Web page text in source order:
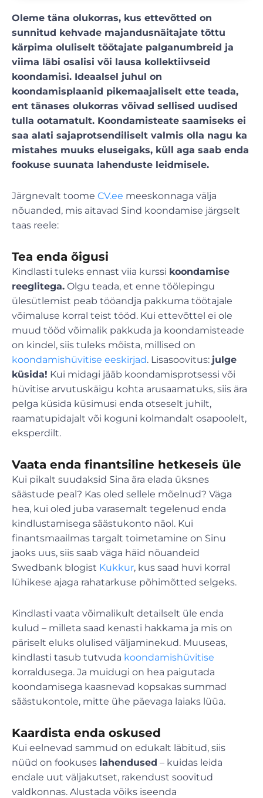
Oleme täna olukorras, kus ettevõtted on
sunnitud kehvade majandusnäitajate tõttu
kärpima oluliselt töötajate palganumbreid ja
viima läbi osalisi või lausa kollektiivseid
koondamisi. Ideaalsel juhul on
koondamisplaanid pikemaajaliselt ette teada,
ent tänases olukorras võivad sellised uudised
tulla ootamatult. Koondamisteate saamiseks ei
saa alati sajaprotsendiliselt valmis olla nagu ka
mistahes muuks eluseigaks, küll aga saab enda
fookuse suunata lahenduste leidmisele.
Järgnevalt toome CV.ee meeskonnaga välja
nõuanded, mis aitavad Sind koondamise järgselt
taas reele:
Tea enda õigusi
Kindlasti tuleks ennast viia kurssi koondamise
reeglitega. Olgu teada, et enne töölepingu
ülesütlemist peab tööandja pakkuma töötajale
võimaluse korral teist tööd. Kui ettevõttel ei ole
muud tööd võimalik pakkuda ja koondamisteade
on kindel, siis tuleks mõista, millised on
koondamishüvitise eeskirjad. Lisasoovitus: julge
küsida! Kui midagi jääb koondamisprotsessi või
hüvitise arvutuskäigu kohta arusaamatuks, siis ära
pelga küsida küsimusi enda otseselt juhilt,
raamatupidajalt või koguni kolmandalt osapoolelt,
eksperdilt.
Vaata enda finantsiline hetkeseis üle
Kui pikalt suudaksid Sina ära elada üksnes
säästude peal? Kas oled sellele mõelnud? Väga
hea, kui oled juba varasemalt tegelenud enda
kindlustamisega säästukonto näol. Kui
finantsmaailmas targalt toimetamine on Sinu
jaoks uus, siis saab väga häid nõuandeid
Swedbank blogist Kukkur, kus saad huvi korral
lühikese ajaga rahatarkuse põhimõtted selgeks.
Kindlasti vaata võimalikult detailselt üle enda
kulud – milleta saad kenasti hakkama ja mis on
päriselt eluks olulised väljaminekud. Muuseas,
kindlasti tasub tutvuda koondamishüvitise
korraldusega. Ja muidugi on hea paigutada
koondamisega kaasnevad kopsakas summad
säästukontole, mitte ühe päevaga laiaks lüüa.
Kaardista enda oskused
Kui eelnevad sammud on edukalt läbitud, siis
nüüd on fookuses lahendused – kuidas leida
endale uut väljakutset, rakendust soovitud
valdkonnas. Alustada võiks iseenda